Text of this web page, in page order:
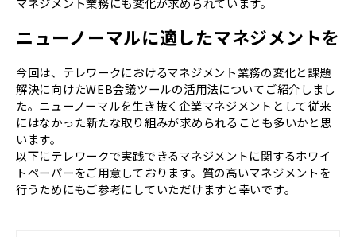
ニューノーマルに適したマネジメントを
今回は、テレワークにおけるマネジメント業務の変化と課題
解決に向けたWEB会議ツールの活用法についてご紹介しまし
た。ニューノーマルを生き抜く企業マネジメントとして従来
にはなかった新たな取り組みが求められることも多いかと思
います。
以下にテレワークで実践できるマネジメントに関するホワイ
トペーパーをご用意しております。質の高いマネジメントを
行うためにもご参考にしていただけますと幸いです。